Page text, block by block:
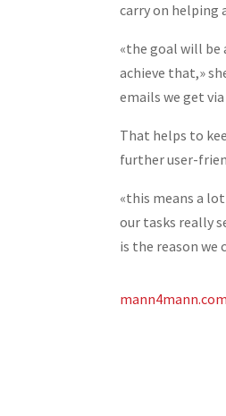
carry on helping
«the goal will be
achieve that,»
emails we get
That helps to
further user-
«this means a
our tasks really
is the reason we